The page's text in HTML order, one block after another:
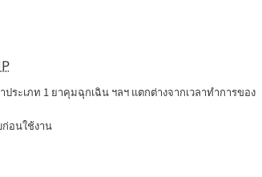
ะเภท 1 ยาคุมฉุกเฉิน ฯลฯ แตกต่างจากเวลาทำการของ
อนใช้งาน